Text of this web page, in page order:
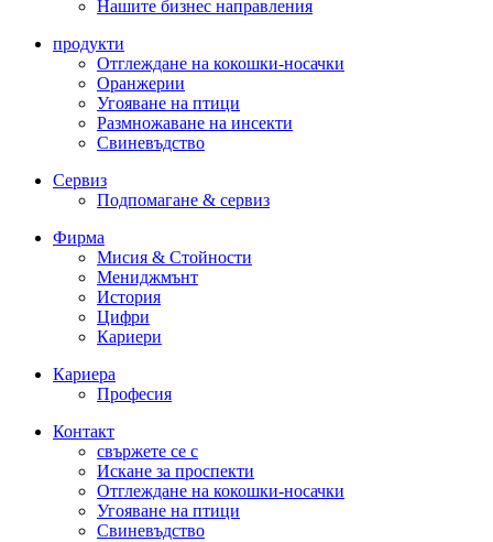
Нашите бизнес направления
продукти
Отглеждане на кокошки-носачки
Оранжерии
Угояване на птици
Размножаване на инсекти
Свиневъдство
Сервиз
Подпомагане & сервиз
Фирма
Мисия & Стойности
Мениджмънт
История
Цифри
Кариери
Кариера
Професия
Контакт
свържете се с
Искане за проспекти
Отглеждане на кокошки-носачки
Угояване на птици
Свиневъдство